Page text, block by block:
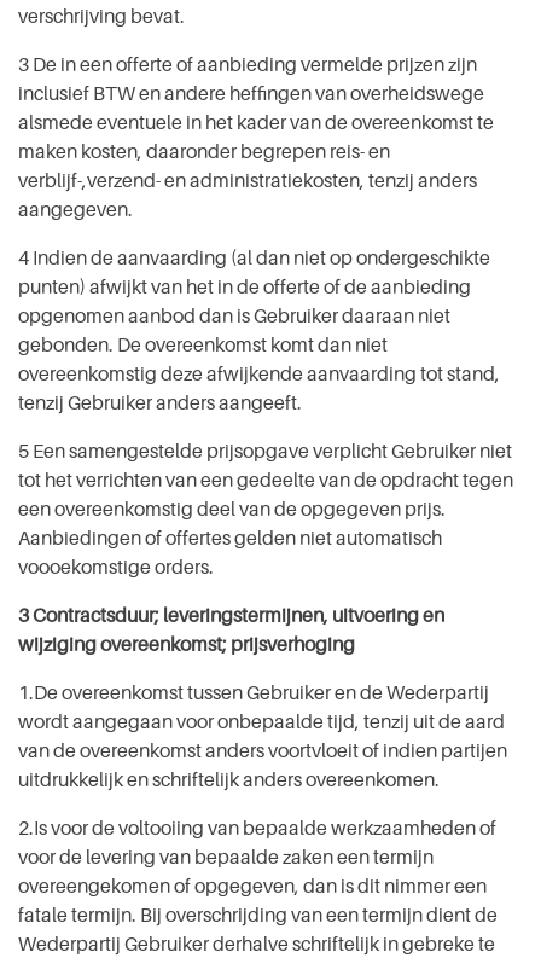
verschrijving bevat.
3 De in een offerte of aanbieding vermelde prijzen zijn
inclusief BTW en andere heffingen van overheidswege
alsmede eventuele in het kader van de overeenkomst te
maken kosten, daaronder begrepen reis- en
verblijf-,verzend- en administratiekosten, tenzij anders
aangegeven.
4 Indien de aanvaarding (al dan niet op ondergeschikte
punten) afwijkt van het in de offerte of de aanbieding
opgenomen aanbod dan is Gebruiker daaraan niet
gebonden. De overeenkomst komt dan niet
overeenkomstig deze afwijkende aanvaarding tot stand,
tenzij Gebruiker anders aangeeft.
5 Een samengestelde prijsopgave verplicht Gebruiker niet
tot het verrichten van een gedeelte van de opdracht tegen
een overeenkomstig deel van de opgegeven prijs.
Aanbiedingen of offertes gelden niet automatisch
voooekomstige orders.
3 Contractsduur; leveringstermijnen, uitvoering en
wijziging overeenkomst; prijsverhoging
1.De overeenkomst tussen Gebruiker en de Wederpartij
wordt aangegaan voor onbepaalde tijd, tenzij uit de aard
van de overeenkomst anders voortvloeit of indien partijen
uitdrukkelijk en schriftelijk anders overeenkomen.
2.Is voor de voltooiing van bepaalde werkzaamheden of
voor de levering van bepaalde zaken een termijn
overeengekomen of opgegeven, dan is dit nimmer een
fatale termijn. Bij overschrijding van een termijn dient de
Wederpartij Gebruiker derhalve schriftelijk in gebreke te